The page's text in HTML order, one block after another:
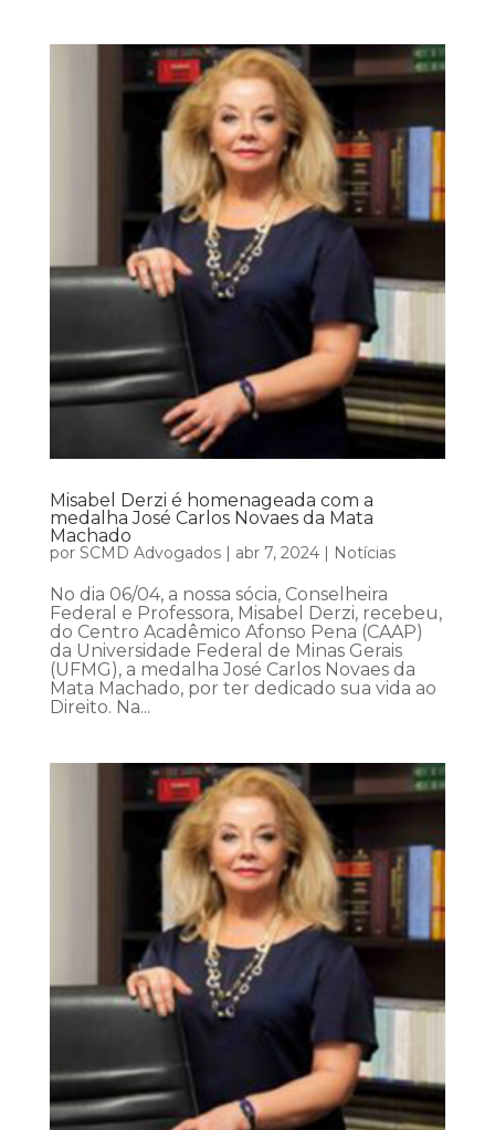
Misabel Derzi é homenageada com a
medalha José Carlos Novaes da Mata
Machado
por SCMD Advogados| abr 7, 2024| Notícias
No dia 06/04, a nossa sócia, Conselheira
Federal e Professora, Misabel Derzi, recebeu,
do Centro Acadêmico Afonso Pena (CAAP)
da Universidade Federal de Minas Gerais
(UFMG), a medalha José Carlos Novaes da
Mata Machado, por ter dedicado sua vida ao
Direito. Na...